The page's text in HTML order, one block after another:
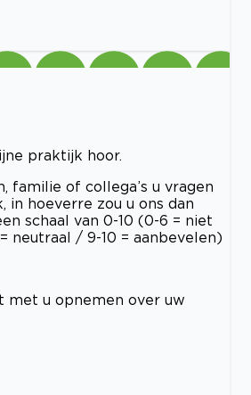
praktijk hoor.
familie of collega’s u vragen
in hoeverre zou u ons dan
schaal van 0-10 (0-6 = niet
neutraal / 9-10 = aanbevelen)
met u opnemen over uw